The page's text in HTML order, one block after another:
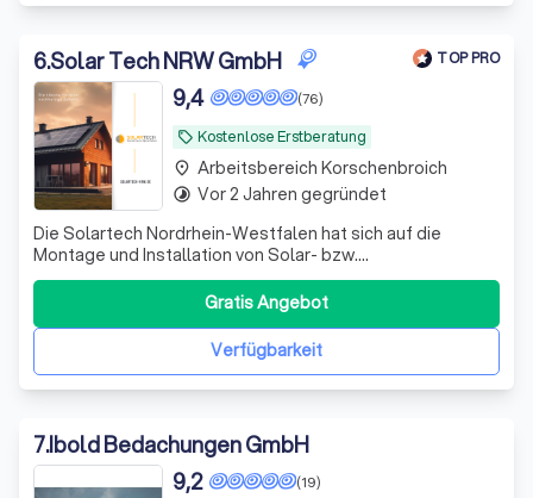
6.Solar Tech NRW GmbH TOP PRO
local_offer Kostenlose Erstberatung
(76)
9,4
Die Solartech Nordrhein-Westfalen hat sich auf die
Montage und Installation von Solar- bzw.
Photovoltaikanlagen und Wärmepumpen spezialisiert. Wir
bieten ein Rund-um-Sorglos Paket an von Beratung bis
Inbetriebnahme.
Verfügbarkeit
Gratis Angebot
place Arbeitsbereich Korschenbroich
timelapse Vor 2 Jahren gegründet
7.Ibold Bedachungen GmbH
(19)
9,2